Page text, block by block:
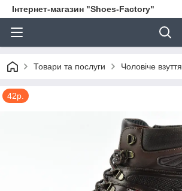
Інтернет-магазин "Shoes-Factory"
Товари та послуги Чоловіче взуття
42р.